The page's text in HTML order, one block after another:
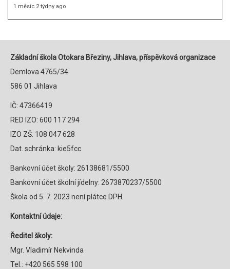
1 měsíc 2 týdny ago
Základní škola Otokara Březiny, Jihlava, příspěvková organizace
Demlova 4765/34
586 01 Jihlava
IČ: 47366419
RED IZO: 600 117 294
IZO ZŠ: 108 047 628
Dat. schránka: kie5fcc
Bankovní účet školy: 26138681/5500
Bankovní účet školní jídelny: 2673870237/5500
Škola od 5. 7. 2023 není plátce DPH.
Kontaktní údaje:
Ředitel školy:
Mgr. Vladimír Nekvinda
Tel.: +420 565 598 100